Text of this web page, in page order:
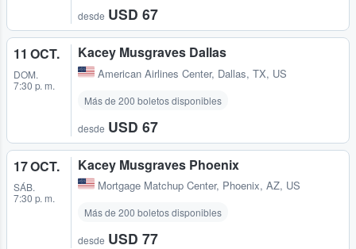
desde USD 67
11 OCT.
DOM.
7:30 p. m.
Kacey Musgraves Dallas
American Airlines Center, Dallas, TX, US
Más de 200 boletos disponibles
desde USD 67
17 OCT.
SÁB.
7:30 p. m.
Kacey Musgraves Phoenix
Mortgage Matchup Center, Phoenix, AZ, US
Más de 200 boletos disponibles
desde USD 77